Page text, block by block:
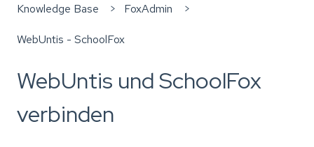
Knowledge Base FoxAdmin
WebUntis - SchoolFox
WebUntis und SchoolFox
verbinden